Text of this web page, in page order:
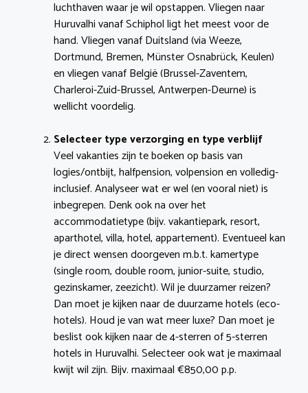
luchthaven waar je wil opstappen. Vliegen naar
Huruvalhi vanaf Schiphol ligt het meest voor de
hand. Vliegen vanaf Duitsland (via Weeze,
Dortmund, Bremen, Münster Osnabrück, Keulen)
en vliegen vanaf België (Brussel-Zaventem,
Charleroi-Zuid-Brussel, Antwerpen-Deurne) is
wellicht voordelig.
Selecteer type verzorging en type verblijf
Veel vakanties zijn te boeken op basis van
logies/ontbijt, halfpension, volpension en volledig-
inclusief. Analyseer wat er wel (en vooral niet) is
inbegrepen. Denk ook na over het
accommodatietype (bijv. vakantiepark, resort,
aparthotel, villa, hotel, appartement). Eventueel kan
je direct wensen doorgeven m.b.t. kamertype
(single room, double room, junior-suite, studio,
gezinskamer, zeezicht). Wil je duurzamer reizen?
Dan moet je kijken naar de duurzame hotels (eco-
hotels). Houd je van wat meer luxe? Dan moet je
beslist ook kijken naar de 4-sterren of 5-sterren
hotels in Huruvalhi. Selecteer ook wat je maximaal
kwijt wil zijn. Bijv. maximaal €850,00 p.p.